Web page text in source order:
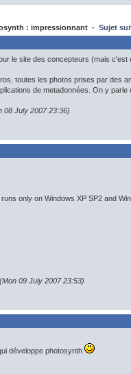
: impressionnant - Sujet
le site des concepteurs (mais c'est
toutes les photos prises par des
de metadonnées. On y parle
08 July 2007 23:36)
only on Windows XP SP2 and
09 July 2007 23:53)
développe photosynth